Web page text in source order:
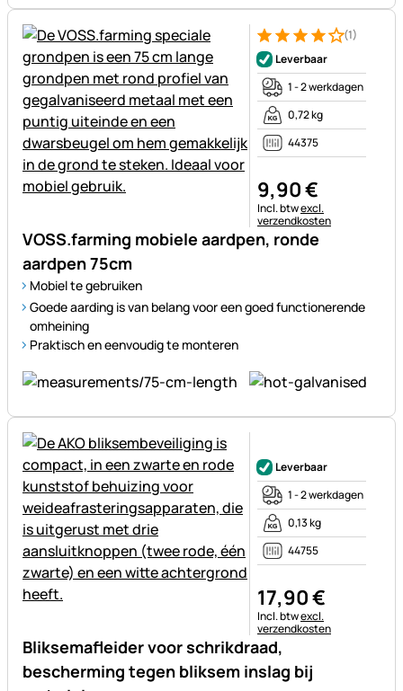
VOSS.farming mobiele aardpen, ronde
aardpen 75cm
Mobiel te gebruiken
Goede aarding is van belang voor een goed functionerende
omheining
Praktisch en eenvoudig te monteren
Beoordeling: 4 van 5 (1
1 Bewertung
(1)
Leverbaar
1 - 2 werkdagen
0,72 kg
44375
9,90€
Belastinginformatie:
Incl. btwexcl.
verzendkosten
Bliksemafleider voor schrikdraad,
bescherming tegen bliksem inslag bij
Leverbaar
1 - 2 werkdagen
0,13 kg
44755
17,90€
Belastinginformatie:
Incl. btwexcl.
verzendkosten